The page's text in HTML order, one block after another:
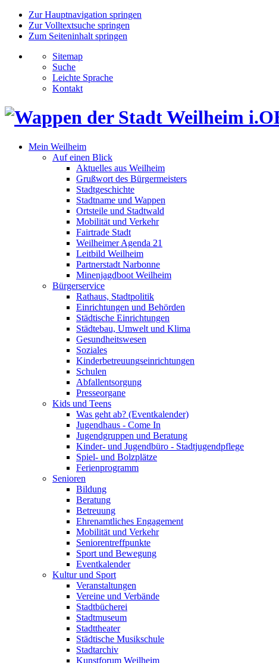
Zur Hauptnavigation springen
Zur Volltextsuche springen
Zum Seiteninhalt springen
Sitemap
Suche
Leichte Sprache
Kontakt
Mein Weilheim
Auf einen Blick
Aktuelles aus Weilheim
Grußwort des Bürgermeisters
Stadtgeschichte
Stadtname und Wappen
Ortsteile und Stadtwald
Mobilität und Verkehr
Fairtrade Stadt
Weilheimer Agenda 21
Leitbild Weilheim
Partnerstadt Narbonne
Minenjagdboot Weilheim
Bürgerservice
Rathaus, Stadtpolitik
Einrichtungen und Behörden
Städtische Einrichtungen
Städtebau, Umwelt und Klima
Gesundheitswesen
Soziales
Kinderbetreuungseinrichtungen
Schulen
Abfallentsorgung
Presseorgane
Kids und Teens
Was geht ab? (Eventkalender)
Jugendhaus - Come In
Jugendgruppen und Beratung
Kinder- und Jugendbüro - Stadtjugendpflege
Spiel- und Bolzplätze
Ferienprogramm
Senioren
Bildung
Beratung
Betreuung
Ehrenamtliches Engagement
Mobilität und Verkehr
Seniorentreffpunkte
Sport und Bewegung
Eventkalender
Kultur und Sport
Veranstaltungen
Vereine und Verbände
Stadtbücherei
Stadtmuseum
Stadttheater
Städtische Musikschule
Stadtarchiv
Kunstforum Weilheim